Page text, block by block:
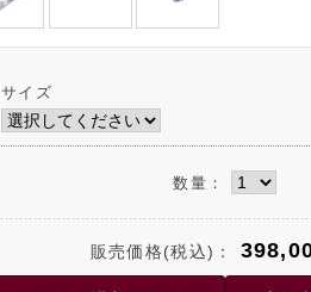
サイズ
数量：
販売価格(税込)：